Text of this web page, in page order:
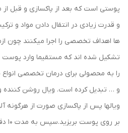
پوستی است که بعد از پاکسازی و قبل
و قدرت زیادی در انتقال دادن مواد و
ها اهداف تخصصی را اجرا میکنند چون
تشکیل شده اند که مستقیما وارد پوست
را به محصولی برای درمان تخصصی
و … تبدیل کرده است. ویال روشن کننده
ویالها پس از پاکسازی صورت از هرگونه
بر